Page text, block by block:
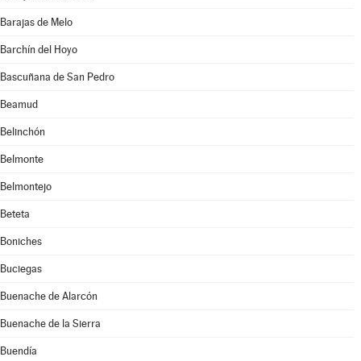
Barajas de Melo
Barchín del Hoyo
Bascuñana de San Pedro
Beamud
Belinchón
Belmonte
Belmontejo
Beteta
Boniches
Buciegas
Buenache de Alarcón
Buenache de la Sierra
Buendía